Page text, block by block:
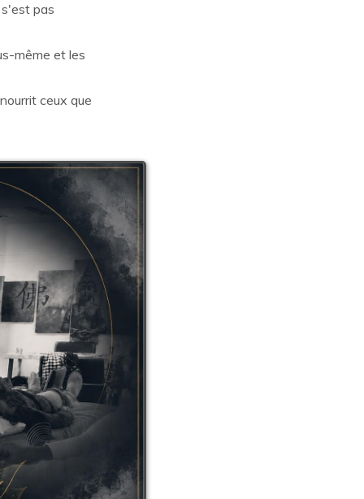
pas
même et les
ceux que